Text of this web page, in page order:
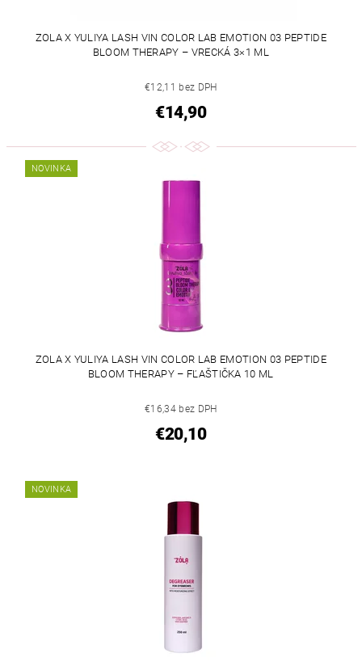
ZOLA X YULIYA LASH VIN COLOR LAB EMOTION 03 PEPTIDE
BLOOM THERAPY – VRECKÁ 3×1 ML
€12,11 bez DPH
€14,90
NOVINKA
ZOLA X YULIYA LASH VIN COLOR LAB EMOTION 03 PEPTIDE
BLOOM THERAPY – FĽAŠTIČKA 10 ML
€16,34 bez DPH
€20,10
NOVINKA